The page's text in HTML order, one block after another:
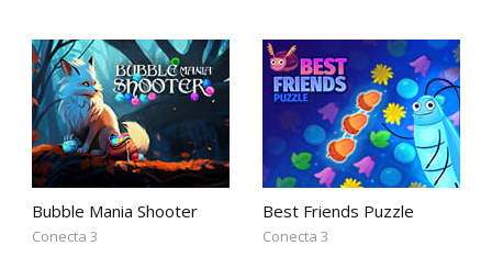
Bubble Mania Shooter
Conecta 3
Best Friends Puzzle
Conecta 3